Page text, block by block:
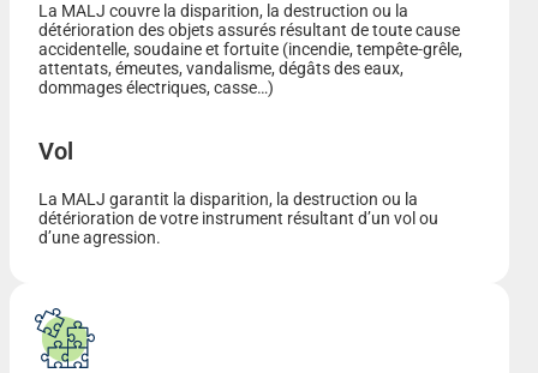
La MALJ couvre la disparition, la destruction ou la
détérioration des objets assurés résultant de toute cause
accidentelle, soudaine et fortuite (incendie, tempête-grêle,
attentats, émeutes, vandalisme, dégâts des eaux,
dommages électriques, casse…)
Vol
La MALJ garantit la disparition, la destruction ou la
détérioration de votre instrument résultant d’un vol ou
d’une agression.